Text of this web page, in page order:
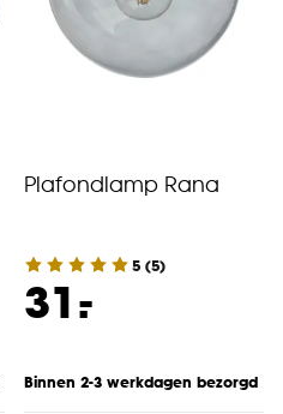
Plafondlamp Rana
5 (5)
31.
-
Binnen 2-3 werkdagen bezorgd